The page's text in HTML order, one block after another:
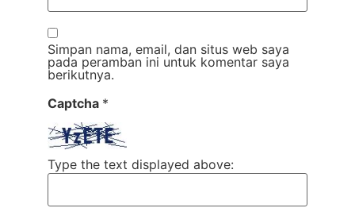
Simpan nama, email, dan situs web saya
pada peramban ini untuk komentar saya
berikutnya.
Captcha *
Type the text displayed above: